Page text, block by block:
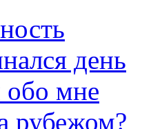
день
обо мне
рубежом?